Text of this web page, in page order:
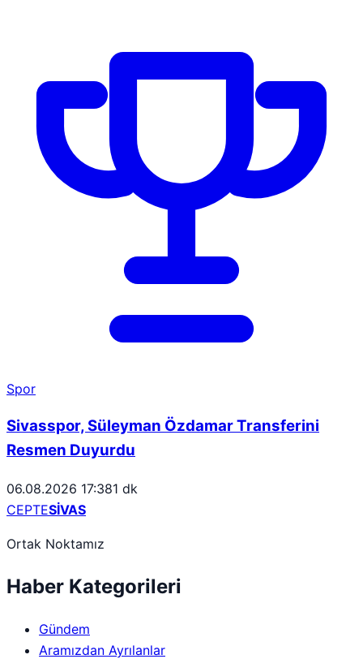
Spor
Sivasspor, Süleyman Özdamar Transferini
Resmen Duyurdu
06.08.2026 17:381 dk
CEPTESİVAS
Ortak Noktamız
Haber Kategorileri
Gündem
Aramızdan Ayrılanlar